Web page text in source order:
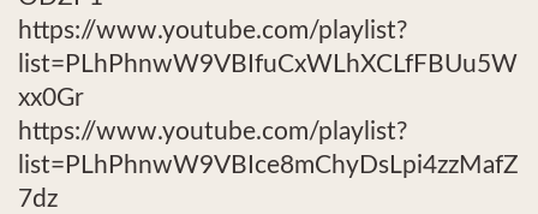
https://www.youtube.com/playlist?
list=PLhPhnwW9VBIfuCxWLhXCLfFBUu5W
xx0Gr
https://www.youtube.com/playlist?
list=PLhPhnwW9VBIce8mChyDsLpi4zzMafZ
7dz